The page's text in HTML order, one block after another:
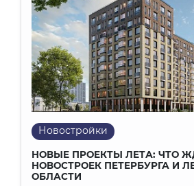
Налоги
Новостройки
Коммерческая
Город
Криминал
Управление
Жилая недвижимость
Пожарная безопасность
Конфликт
Событие
Финансы
Строительство
Хроника
Ипотечный
Выбираем с умом
Исповедь
Новостройки
НОВЫЕ ПРОЕКТЫ ЛЕТА: ЧТО
НОВОСТРОЕК ПЕТЕРБУРГА И
ОБЛАСТИ